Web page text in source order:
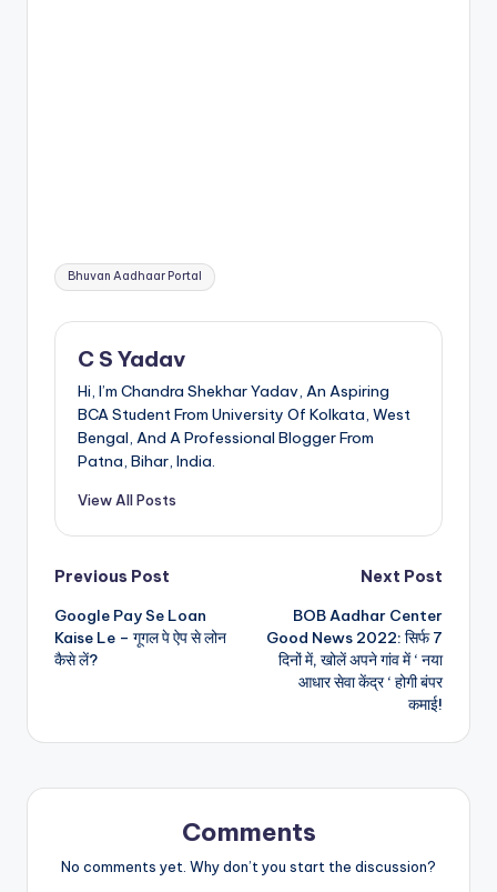
Tags:
Bhuvan Aadhaar Portal
C S Yadav
Hi, I’m Chandra Shekhar Yadav, An Aspiring
BCA Student From University Of Kolkata, West
Bengal, And A Professional Blogger From
Patna, Bihar, India.
View All Posts
Post
navigation
Previous Post
Google Pay Se Loan
Kaise Le – गूगल पे ऐप से लोन
कैसे लें?
Next Post
BOB Aadhar Center
Good News 2022: सिर्फ 7
दिनों में, खोलें अपने गांव में ‘ नया
आधार सेवा केंद्र ‘ होगी बंपर
कमाई!
Comments
No comments yet. Why don’t you start the discussion?